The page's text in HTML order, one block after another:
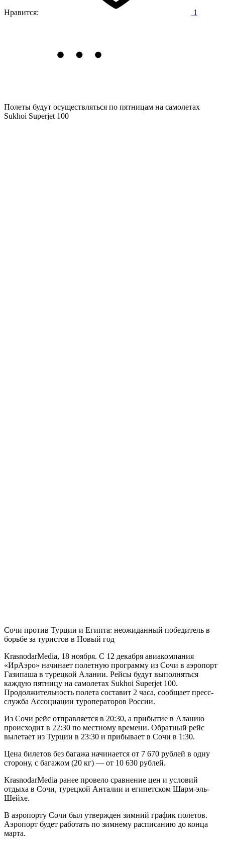
Нравится: 1
Полеты будут осуществляться по пятницам на самолетах
Sukhoi Superjet 100
Сочи против Турции и Египта: неожиданный победитель в
борьбе за туристов в Новый год
KrasnodarMedia, 18 ноября. С 12 декабря авиакомпания
«ИрАэро» начинает полетную программу из Сочи в аэропорт
Газипаша в турецкой Алании. Рейсы будут выполняться
каждую пятницу на самолетах Sukhoi Superjet 100.
Продолжительность полета составит 2 часа, сообщает пресс-
служба Ассоциации туроператоров России.
Из Сочи рейс отправляется в 20:30, а прибытие в Аланию
происходит в 22:30 по местному времени. Обратный рейс
вылетает из Турции в 23:30 и прибывает в Сочи в 1:30.
Цена билетов без багажа начинается от 7 670 рублей в одну
сторону, с багажом (20 кг) — от 10 630 рублей.
KrasnodarMedia ранее провело сравнение цен и условий
отдыха в Сочи, турецкой Анталии и египетском Шарм-эль-
Шейхе.
В аэропорту Сочи был утвержден зимний график полетов.
Аэропорт будет работать по зимнему расписанию до конца
марта.